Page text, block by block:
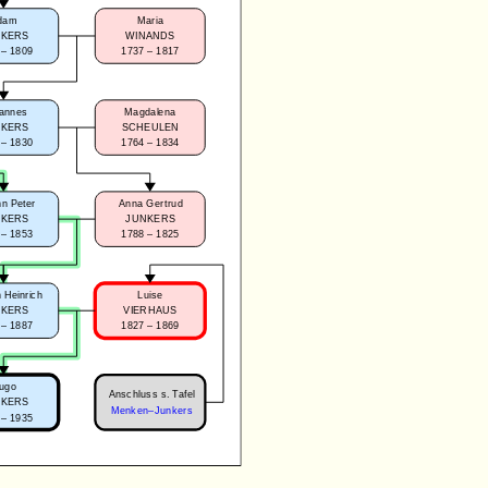
Luise
VIERHAUS
1827 – 1869
Heinrich
1887
1935
Anna Gertrud
JUNKERS
1788 – 1825
Peter
1853
Magdalena
SCHEULEN
1764 – 1834
1830
Maria
WINANDS
1737 – 1817
1809
Anschluss s. Tafel
Menken–Junkers